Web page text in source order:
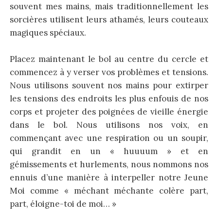
souvent mes mains, mais traditionnellement les
sorcières utilisent leurs athamés, leurs couteaux
magiques spéciaux.
Placez maintenant le bol au centre du cercle et
commencez à y verser vos problèmes et tensions.
Nous utilisons souvent nos mains pour extirper
les tensions des endroits les plus enfouis de nos
corps et projeter des poignées de vieille énergie
dans le bol. Nous utilisons nos voix, en
commençant avec une respiration ou un soupir,
qui grandit en un « huuuum » et en
gémissements et hurlements, nous nommons nos
ennuis d’une manière à interpeller notre Jeune
Moi comme « méchant méchante colère part,
part, éloigne-toi de moi… »